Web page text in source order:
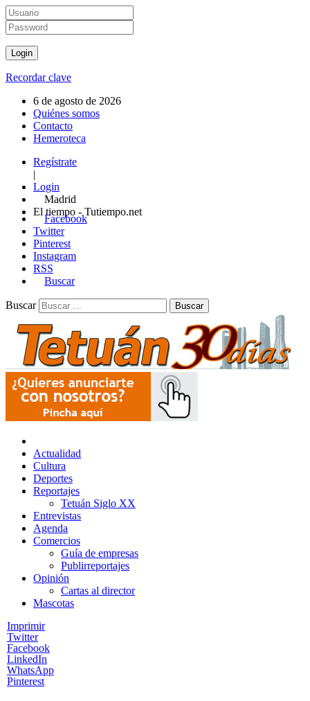
Recordar clave
6 de agosto de 2026
Quiénes somos
Contacto
Hemeroteca
Regístrate
|
Login
Madrid
El tiempo - Tutiempo.net
Facebook
Twitter
Pinterest
Instagram
RSS
Buscar
Buscar
Actualidad
Cultura
Deportes
Reportajes
Tetuán Siglo XX
Entrevistas
Agenda
Comercios
Guía de empresas
Publirreportajes
Opinión
Cartas al director
Mascotas
Imprimir
Twitter
Facebook
LinkedIn
WhatsApp
Pinterest